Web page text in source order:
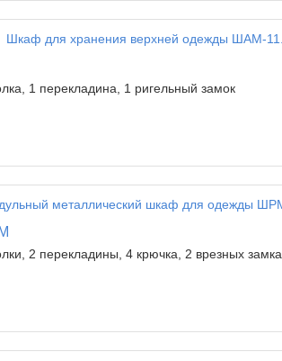
1 перекладина, 1 ригельный замок
2 перекладины, 4 крючка, 2 врезных замка